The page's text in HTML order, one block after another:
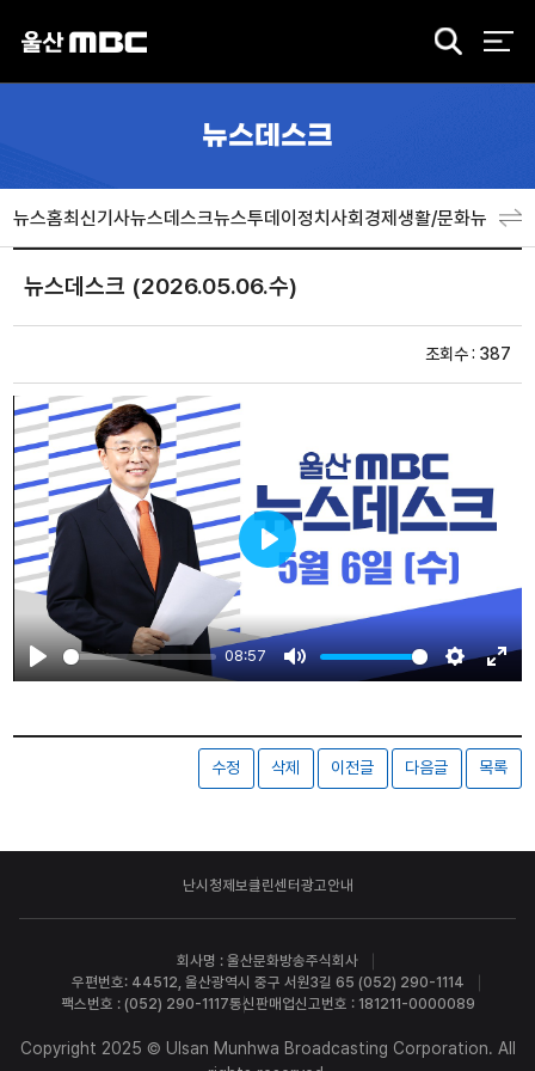
검
뉴스데스크
뉴스홈최신기사뉴스데스크뉴스투데이정치사회경제생활/문화뉴스특
뉴스데스크 (2026.05.06.수)
조회수 : 387
Play
08:57
Mute Settings
Play
수정 삭제 이전글 다음글 목록
난시청제보클린센터광고안내
회사명 : 울산문화방송주식회사
우편번호: 44512, 울산광역시 중구 서원3길 65 (052) 290-1114
팩스번호 : (052) 290-1117통신판매업신고번호 : 181211-0000089
Copyright 2025 © Ulsan Munhwa Broadcasting Corporation. All